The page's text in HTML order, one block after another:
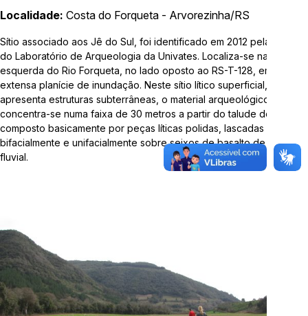
Localidade: Costa do Forqueta - Arvorezinha/RS
Sítio associado aos Jê do Sul, foi identificado em 2012 pela equipe
do Laboratório de Arqueologia da Univates. Localiza-se na margem
esquerda do Rio Forqueta, no lado oposto ao RS-T-128, em uma
extensa planície de inundação. Neste sítio lítico superficial, que não
apresenta estruturas subterrâneas, o material arqueológico
concentra-se numa faixa de 30 metros a partir do talude do rio,
composto basicamente por peças líticas polidas, lascadas
bifacialmente e unifacialmente sobre seixos de basalto de arraste
fluvial.
E-mail:arqueologia@univates.br
Desenvolvido por
"Esta obra foi realizada com recursos da Lei Complementar
nº 195/2022, Lei Paulo Gustavo"